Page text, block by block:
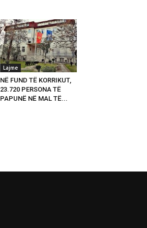
Lajme
NË FUND TË KORRIKUT,
23.720 PERSONA TË
PAPUNË NË MAL TË...